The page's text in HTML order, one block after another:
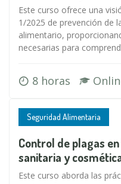
Este curso ofrece una
1/2025 de prevención de
alimentario,
necesarias para
8 horas
Seguridad Alimentaria
Control de plagas
sanitaria y
Este curso aborda las